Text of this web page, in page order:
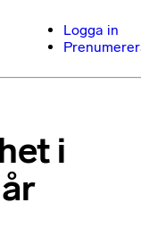
Logga in
i